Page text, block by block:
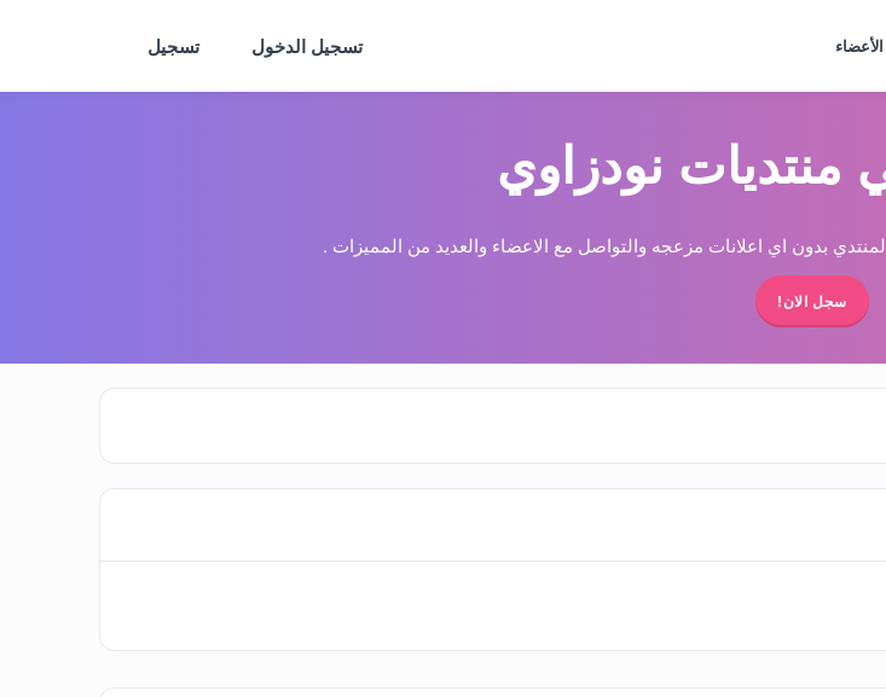
الأعضاء تسجيل الدخول تسجيل
منتديات نودزاوي
بدون اي اعلانات مزعجه والتواصل مع الاعضاء والعديد من المميزات .
سجل الان!